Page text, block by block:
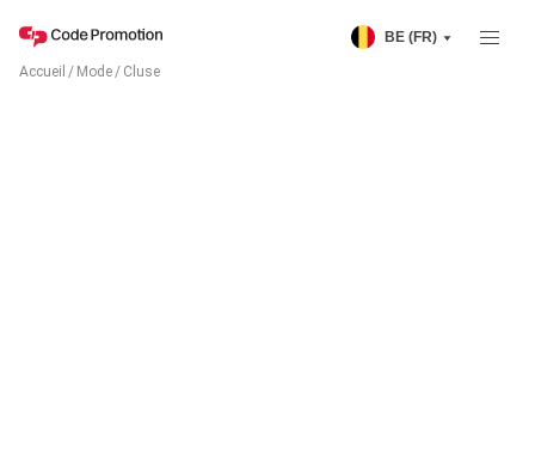
BE (FR)
Accueil / Mode/ Cluse